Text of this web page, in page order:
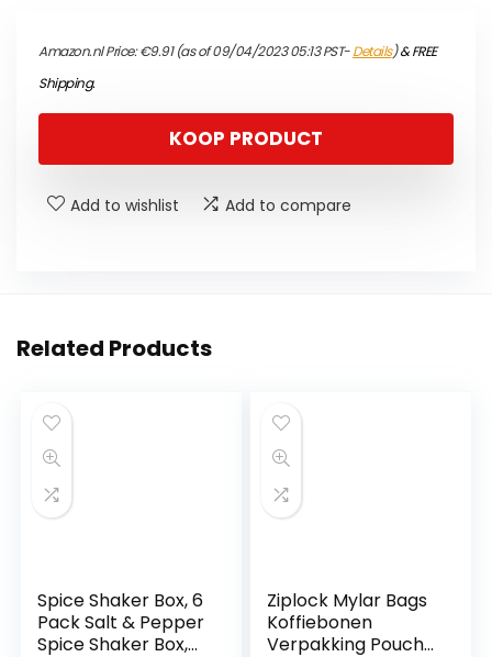
Amazon.nl Price:€9.91(as of 09/04/2023 05:13 PST-Details)&FREE
Shipping.
KOOP PRODUCT
Add to wishlist Add to compare
Related Products
Spice Shaker Box, 6
Pack Salt & Pepper
Spice Shaker Box,
Ziplock Mylar Bags
Koffiebonen
Verpakking Pouch